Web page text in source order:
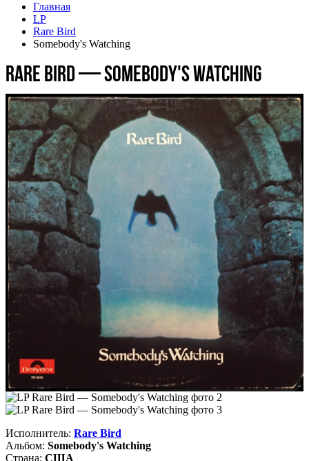
Главная
LP
Rare Bird
Somebody's Watching
Rare Bird — Somebody's Watching
Исполнитель: Rare Bird
Альбом: Somebody's Watching
Страна: США